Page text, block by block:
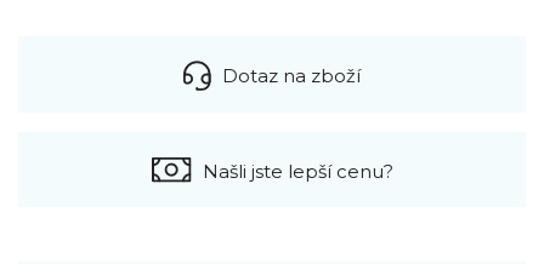
Dotaz na zboží
Našli jste lepší cenu?